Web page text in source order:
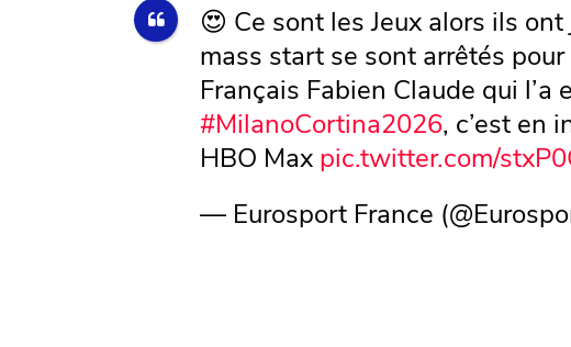
😍 Ce sont les Jeux alors ils
mass start se sont arrêtés
Français Fabien Claude qui l’a
#MilanoCortina2026, c’est en
HBO Max pic.twitter.com/
— Eurosport France